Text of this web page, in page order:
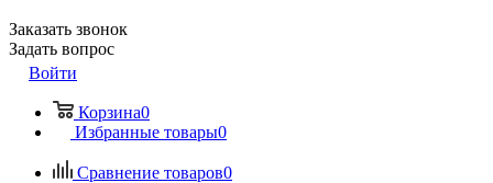
Заказать звонок
Задать вопрос
Войти
Корзина0
Избранные товары0
Сравнение товаров0